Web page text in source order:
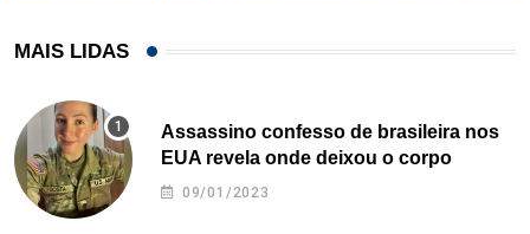
MAIS LIDAS
Assassino confesso de brasileira nos
EUA revela onde deixou o corpo
09/01/2023